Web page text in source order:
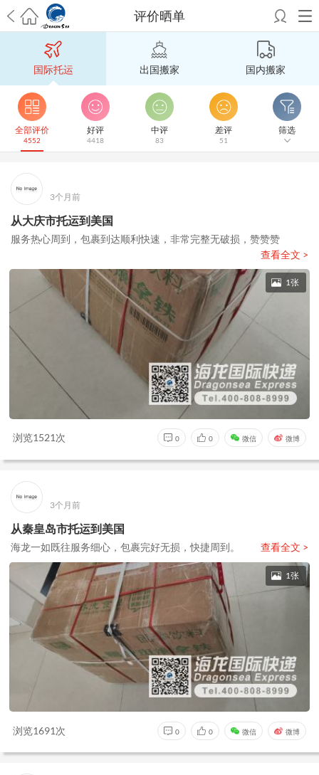
评价晒单
希望邮寄国际包裹顺利，从广州市国际快递邮寄到新西兰哪个公司好？
澳洲海运搬家回广州报关清关要怎么做？注意事项有哪些？ 青岛市国际
搬家服务到美国，搬家公司有哪些搬家方案？
大连市国际搬家服务到中
国台湾是一种怎样的体验？有人分享搬家经历吗？从长沙市国际快递邮
寄到韩国有哪些国际快递方式？用哪种好？
法国家具国际海运回国的方
法有哪些？具体怎么操作？
国际搬家：家具海运到奥克兰怎么样能省
跨国搬家服务：扬州跨国搬家到加拿大怎么更有保障？
新冠疫情会
输到澳大利亚，移民如何跨国搬家？
家怎么搬省钱？昆明搬家到美国，如何打包才能对国际长途运输放心？
张家界市托运到美国从厦门市托运到美国
市搬家到英国从南京市搬家到加拿大 从大连市搬家到英国从佛山市搬家
国际托运 出国搬家 国内搬家
全部评价
4552
好评
4418
中评
83
差评
51
筛选
3个月前
从大庆市托运到美国
服务热心周到，包裹到达顺利快速，非常完整无破损，赞赞赞
查看全文 >
1张
浏览1521次 0 0 微信 微博
3个月前
从秦皇岛市托运到美国
海龙一如既往服务细心，包裹完好无损，快捷周到。 查看全文 >
1张
浏览1691次 0 0 微信 微博